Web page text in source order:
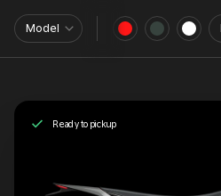
Model
Ready to pickup